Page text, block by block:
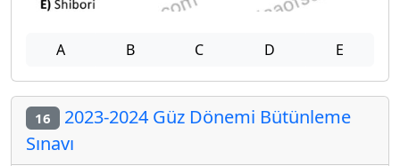
A B C D E
16 2023-2024 Güz Dönemi Bütünleme
Sınavı